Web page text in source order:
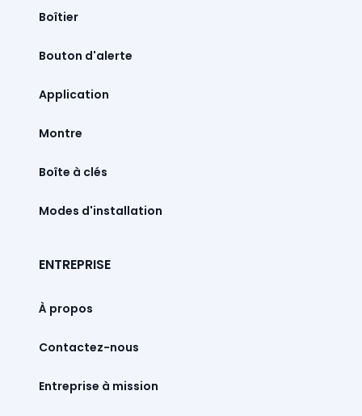
Boîtier
Bouton d'alerte
Montre
Boîte à clés
Modes d'installation
ENTREPRISE
À propos
Contactez-nous
Entreprise à mission